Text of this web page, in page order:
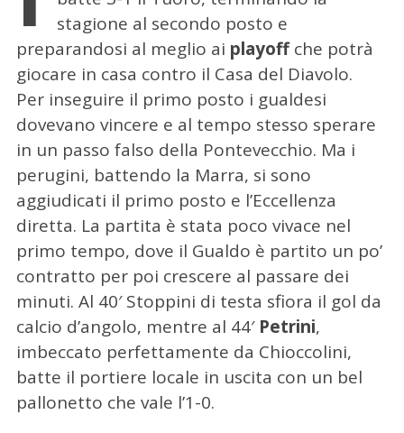
stagione al secondo posto e
preparandosi al meglio ai playoffche potrà
giocare in casa contro il Casa del Diavolo.
Per inseguire il primo posto i gualdesi
dovevano vincere e al tempo stesso sperare
in un passo falso della Pontevecchio. Ma i
perugini, battendo la Marra, si sono
aggiudicati il primo posto e l’Eccellenza
diretta. La partita è stata poco vivace nel
primo tempo, dove il Gualdo è partito un po’
contratto per poi crescere al passare dei
minuti. Al 40′ Stoppini di testa sfiora il gol da
calcio d’angolo, mentre al 44′ Petrini,
imbeccato perfettamente da Chioccolini,
batte il portiere locale in uscita con un bel
pallonetto che vale l’1-0.